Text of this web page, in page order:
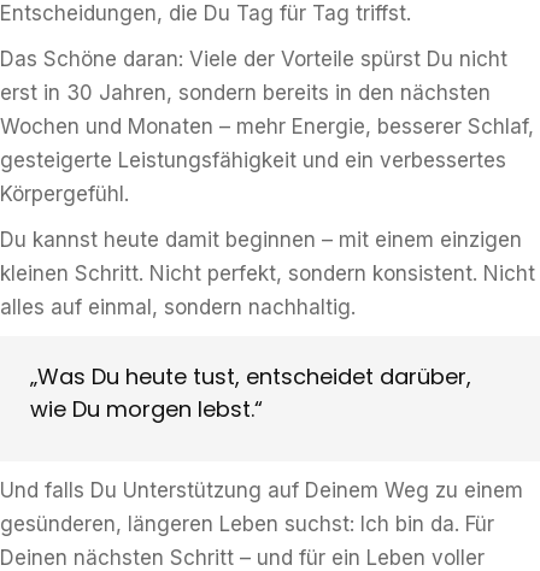
Entscheidungen, die Du Tag für Tag triffst.
Das Schöne daran: Viele der Vorteile spürst Du nicht
erst in 30 Jahren, sondern bereits in den nächsten
Wochen und Monaten – mehr Energie, besserer Schlaf,
gesteigerte Leistungsfähigkeit und ein verbessertes
Körpergefühl.
Du kannst heute damit beginnen – mit einem einzigen
kleinen Schritt. Nicht perfekt, sondern konsistent. Nicht
alles auf einmal, sondern nachhaltig.
„Was Du heute tust, entscheidet darüber,
wie Du morgen lebst.“
Und falls Du Unterstützung auf Deinem Weg zu einem
gesünderen, längeren Leben suchst: Ich bin da. Für
Deinen nächsten Schritt – und für ein Leben voller